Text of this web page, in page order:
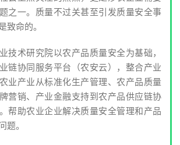
之一。质量不过关甚至引发质量安全事
致命的。
技术研究院以农产品质量安全为基础，
链协同服务平台（农安云），整合产业
业产业从标准化生产管理、农产品质量
营销、产业金融支持到农产品供应链协
帮助农业企业解决质量安全管理和产品
题。